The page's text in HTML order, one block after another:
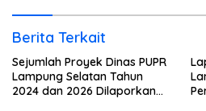
Berita Terkait
Sejumlah Proyek Dinas PUPR
Lampung Selatan Tahun
2024 dan 2026 Dilaporkan